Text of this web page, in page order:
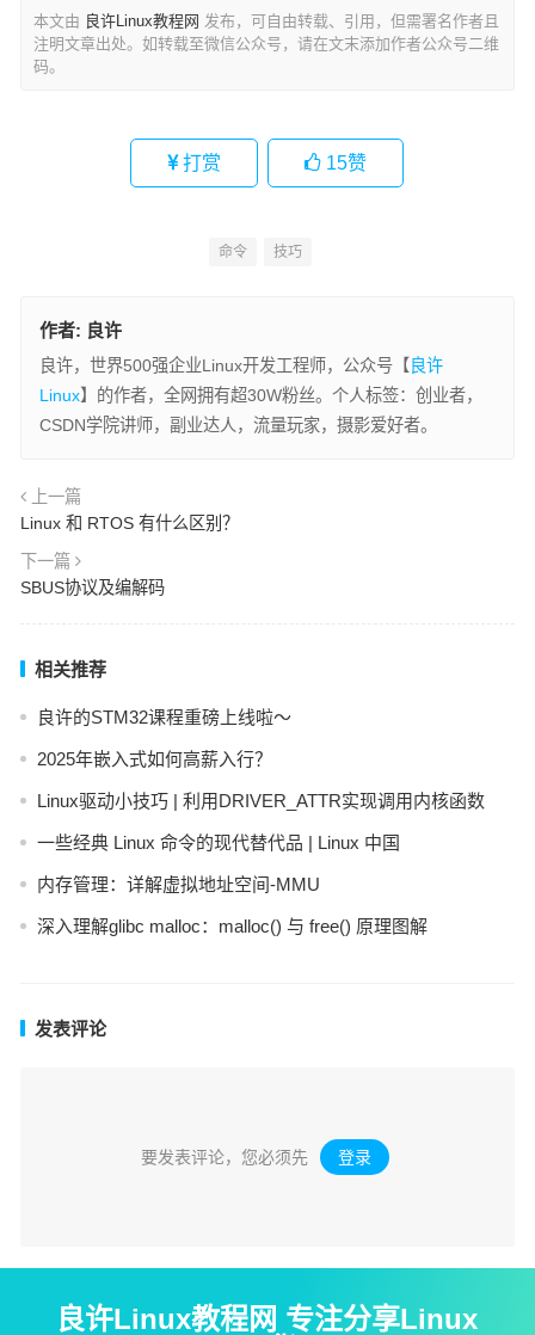
本文由 良许Linux教程网 发布，可自由转载、引用，但需署名作者且
注明文章出处。如转载至微信公众号，请在文末添加作者公众号二维
码。
打赏 15赞
命令 技巧
作者: 良许
良许，世界500强企业Linux开发工程师，公众号【 良许
Linux】的作者，全网拥有超30W粉丝。个人标签：创业者，
CSDN学院讲师，副业达人，流量玩家，摄影爱好者。
上一篇
Linux 和 RTOS 有什么区别？
下一篇
SBUS协议及编解码
相关推荐
良许的STM32课程重磅上线啦～
2025年嵌入式如何高薪入行？
Linux驱动小技巧 | 利用DRIVER_ATTR实现调用内核函数
一些经典 Linux 命令的现代替代品 | Linux 中国
内存管理：详解虚拟地址空间-MMU
深入理解glibc malloc：malloc() 与 free() 原理图解
发表评论
要发表评论，您必须先 登录 。
良许Linux教程网 专注分享Linux